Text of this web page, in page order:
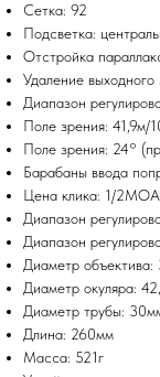
Сетка: 92
Подсветка:
Отстройка
Удаление
Диапазон
Поле зрения: 41,9м/
Поле зрения: 24°
Барабаны ввода
Цена клика: 1/2MOA
Диапазон
Диапазон
Диаметр
Диаметр окуляра:
Диаметр трубы:
Длина: 260мм
Масса: 521г